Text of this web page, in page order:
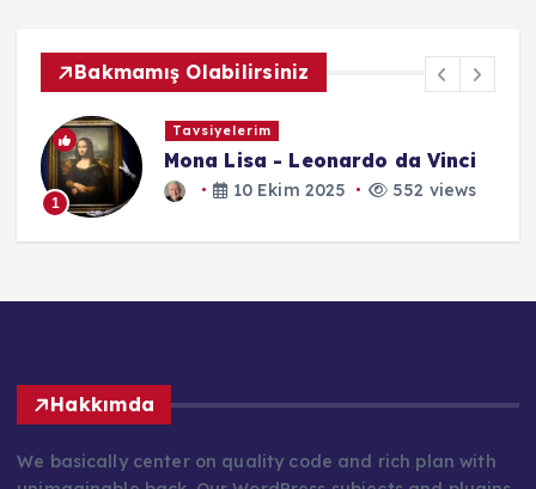
Bakmamış Olabilirsiniz
1
Dijital Sözlük
Mit
27 Temmuz 2025
Hakkımda
We basically center on quality code and rich plan with